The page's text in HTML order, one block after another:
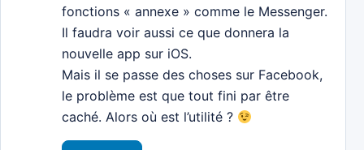
fonctions « annexe » comme le Messenger.
Il faudra voir aussi ce que donnera la
nouvelle app sur iOS.
Mais il se passe des choses sur Facebook,
le problème est que tout fini par être
caché. Alors où est l’utilité ?